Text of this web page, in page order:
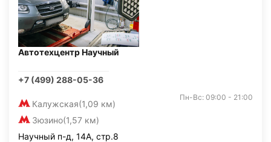
Автотехцентр Научный
+7 (499) 288-05-36
Калужская(1,09 км)
Зюзино(1,57 км)
Пн-Вс: 09:00 - 21:00
Научный п-д, 14А, стр.8